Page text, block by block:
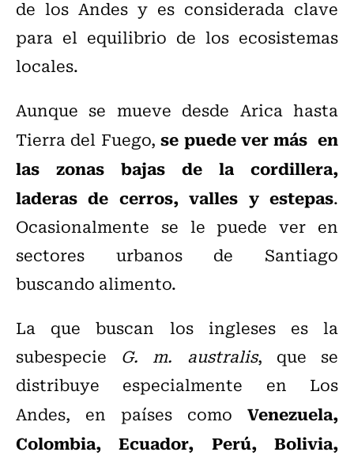
de los Andes y es considerada clave
para el equilibrio de los ecosistemas
locales.
Aunque se mueve desde Arica hasta
Tierra del Fuego,se puede ver más en
las zonas bajas de la cordillera,
laderas de cerros, valles y estepas.
Ocasionalmente se le puede ver en
sectores urbanos de Santiago
buscando alimento.
La que buscan los ingleses es la
subespecie G. m. australis, que se
distribuye especialmente en Los
Andes, en países como Venezuela,
Colombia, Ecuador, Perú, Bolivia,